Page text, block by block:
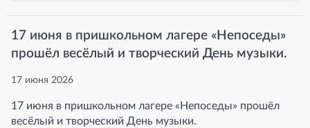
17 июня в пришкольном лагере «Непоседы»
прошёл весёлый и творческий День музыки.
17 июня 2026
17 июня в пришкольном лагере «Непоседы» прошёл
весёлый и творческий День музыки.